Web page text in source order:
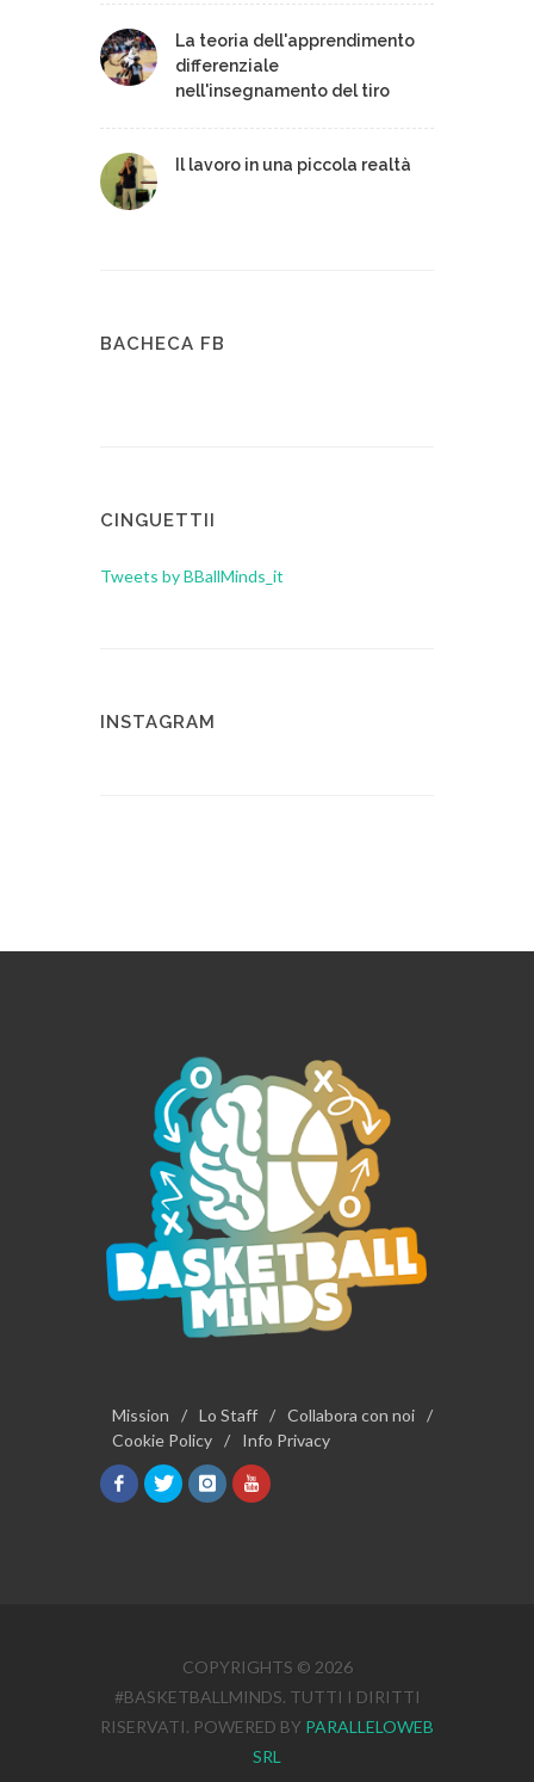
La teoria dell'apprendimento
differenziale
nell'insegnamento del tiro
Il lavoro in una piccola realtà
BACHECA FB
CINGUETTII
Tweets by BBallMinds_it
INSTAGRAM
Mission / Lo Staff / Collabora con noi /
Cookie Policy / Info Privacy
COPYRIGHTS © 2026
#BASKETBALLMINDS. TUTTI I DIRITTI
RISERVATI. POWERED BY PARALLELOWEB
SRL